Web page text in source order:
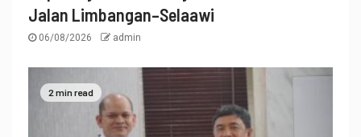
Jalan Limbangan–Selaawi
06/08/2026 admin
2 min read